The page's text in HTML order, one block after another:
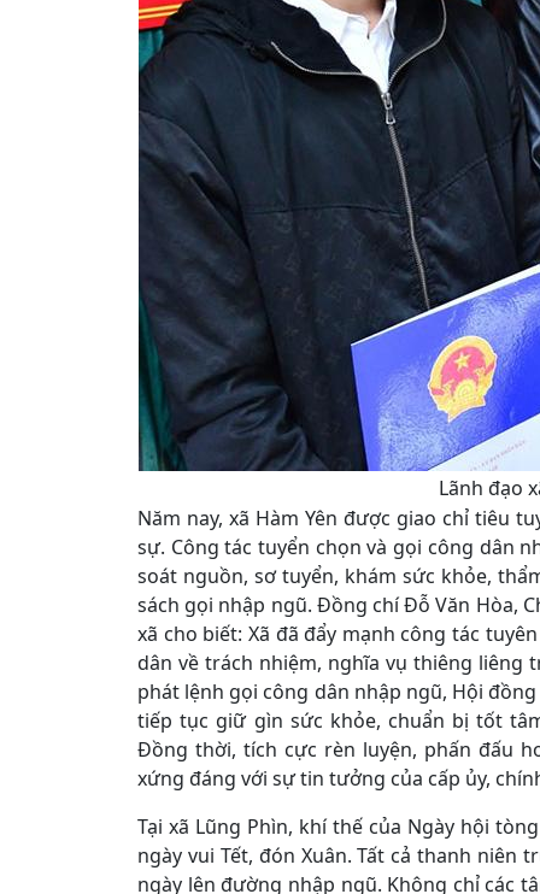
Lãnh đạo
Năm nay, xã Hàm Yên được giao chỉ tiêu
sự. Công tác tuyển chọn và gọi công dân
soát nguồn, sơ tuyển, khám sức khỏe,
sách gọi nhập ngũ. Đồng chí Đỗ Văn Hòa,
xã cho biết: Xã đã đẩy mạnh công tác
dân về trách nhiệm, nghĩa vụ thiêng liêng
phát lệnh gọi công dân nhập ngũ, Hội
tiếp tục giữ gìn sức khỏe, chuẩn bị tốt
Đồng thời, tích cực rèn luyện, phấn đấu
xứng đáng với sự tin tưởng của cấp ủy,
Tại xã Lũng Phìn, khí thế của Ngày hội
ngày vui Tết, đón Xuân. Tất cả thanh
ngày lên đường nhập ngũ. Không chỉ các